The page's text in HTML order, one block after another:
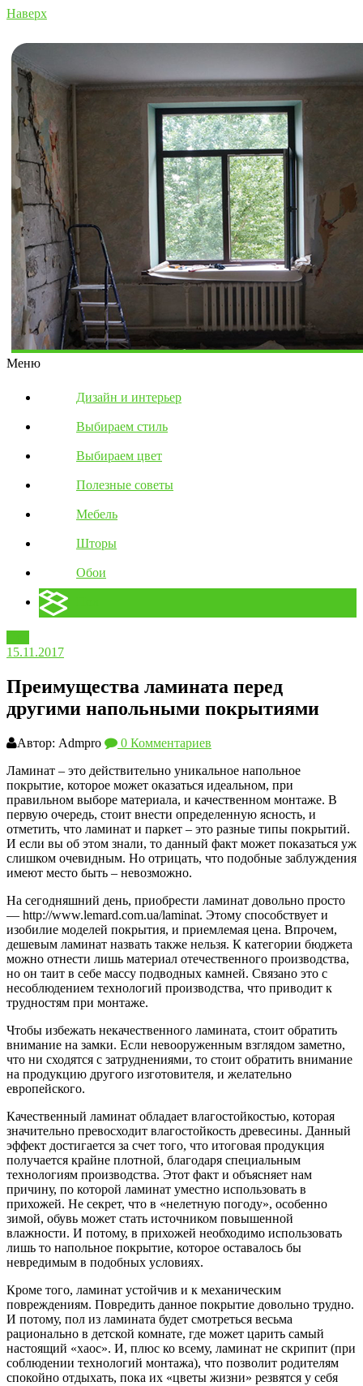
Наверх
Меню
Дизайн и интерьер
Выбираем стиль
Выбираем цвет
Полезные советы
Мебель
Шторы
Обои
15.11.2017
Преимущества ламината перед
другими напольными покрытиями
Автор: Admpro
0 Комментариев
Ламинат – это действительно уникальное напольное
покрытие, которое может оказаться идеальном, при
правильном выборе материала, и качественном монтаже. В
первую очередь, стоит внести определенную ясность, и
отметить, что ламинат и паркет – это разные типы покрытий.
И если вы об этом знали, то данный факт может показаться уж
слишком очевидным. Но отрицать, что подобные заблуждения
имеют место быть – невозможно.
На сегодняшний день, приобрести ламинат довольно просто
— http://www.lemard.com.ua/laminat. Этому способствует и
изобилие моделей покрытия, и приемлемая цена. Впрочем,
дешевым ламинат назвать также нельзя. К категории бюджета
можно отнести лишь материал отечественного производства,
но он таит в себе массу подводных камней. Связано это с
несоблюдением технологий производства, что приводит к
трудностям при монтаже.
Чтобы избежать некачественного ламината, стоит обратить
внимание на замки. Если невооруженным взглядом заметно,
что ни сходятся с затруднениями, то стоит обратить внимание
на продукцию другого изготовителя, и желательно
европейского.
Качественный ламинат обладает влагостойкостью, которая
значительно превосходит влагостойкость древесины. Данный
эффект достигается за счет того, что итоговая продукция
получается крайне плотной, благодаря специальным
технологиям производства. Этот факт и объясняет нам
причину, по которой ламинат уместно использовать в
прихожей. Не секрет, что в «нелетную погоду», особенно
зимой, обувь может стать источником повышенной
влажности. И потому, в прихожей необходимо использовать
лишь то напольное покрытие, которое оставалось бы
невредимым в подобных условиях.
Кроме того, ламинат устойчив и к механическим
повреждениям. Повредить данное покрытие довольно трудно.
И потому, пол из ламината будет смотреться весьма
рационально в детской комнате, где может царить самый
настоящий «хаос». И, плюс ко всему, ламинат не скрипит (при
соблюдении технологий монтажа), что позволит родителям
спокойно отдыхать, пока их «цветы жизни» резвятся у себя